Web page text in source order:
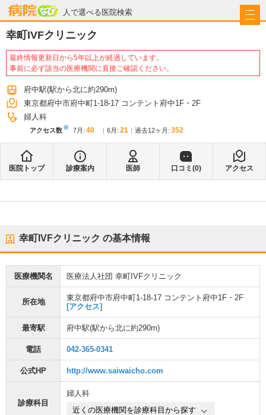
人で選べる医院検索
病院なび
幸町IVFクリニック
最終情報更新日から5年以上が経過しています。
事前に必ず該当の医療機関に直接ご確認ください。
府中駅(駅から北に約290m)
東京都府中市府中町1-18-17 コンテント府中1F・2F
婦人科
アクセス数※ 7月 : 40 6月 : 21 過去12ヶ月: 352
医院トップ 診療案内 医師 口コミ(0) アクセス
幸町IVFクリニック の基本情報
医療機関名 医療法人社団 幸町IVFクリニック
所在地
東京都府中市府中町1-18-17 コンテント府中1F・2F
[アクセス]
最寄駅 府中駅(駅から北に約290m)
電話 042-365-0341
公式HP http://www.saiwaicho.com
診療科目
婦人科
近くの医療機関を診療科目から探す